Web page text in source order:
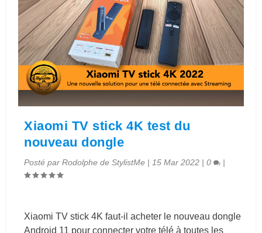
Xiaomi TV stick 4K test du
nouveau dongle
Posté parRodolphe de StylistMe | 15 Mar 2022 |0 |
Xiaomi TV stick 4K faut-il acheter le nouveau dongle
Android 11 pour connecter votre télé à toutes les